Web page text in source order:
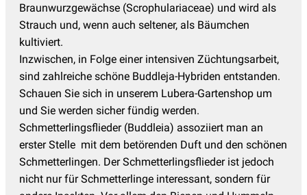
Braunwurzgewächse (Scrophulariaceae) und wird als
Strauch und, wenn auch seltener, als Bäumchen
kultiviert.
Inzwischen, in Folge einer intensiven Züchtungsarbeit,
sind zahlreiche schöne Buddleja-Hybriden entstanden.
Schauen Sie sich in unserem Lubera-Gartenshop um
und Sie werden sicher fündig werden.
Schmetterlingsflieder (Buddleia) assoziiert man an
erster Stelle mit dem betörenden Duft und den schönen
Schmetterlingen. Der Schmetterlingsflieder ist jedoch
nicht nur für Schmetterlinge interessant, sondern für